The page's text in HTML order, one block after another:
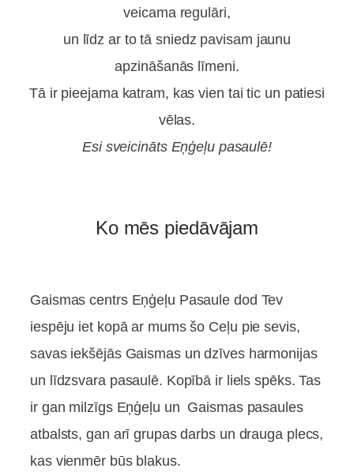
veicama regulāri,
un līdz ar to tā sniedz pavisam jaunu
apzināšanās līmeni.
Tā ir pieejama katram, kas vien tai tic un patiesi
vēlas.
Esi sveicināts Eņģeļu pasaulē!
Ko mēs piedāvājam
Gaismas centrs Eņģeļu Pasaule dod Tev
iespēju iet kopā ar mums šo Ceļu pie sevis,
savas iekšējās Gaismas un dzīves harmonijas
un līdzsvara pasaulē. Kopībā ir liels spēks. Tas
ir gan milzīgs Eņģeļu un Gaismas pasaules
atbalsts, gan arī grupas darbs un drauga plecs,
kas vienmēr būs blakus.